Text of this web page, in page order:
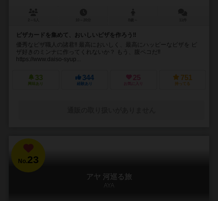
ピザカードを集めて、おいしいピザを作ろう‼︎
優秀なピザ職人の諸君‼︎ 最高においしく、最高にハッピーなピザを ピ
ザ好きのミンナに作ってくれないか？ もう、腹ペコだ‼
https://www.daiso-syup...
33
興味あり
344
経験あり
25
お気に入り
751
持ってる
No.23
アヤ 河巡る旅
AYA